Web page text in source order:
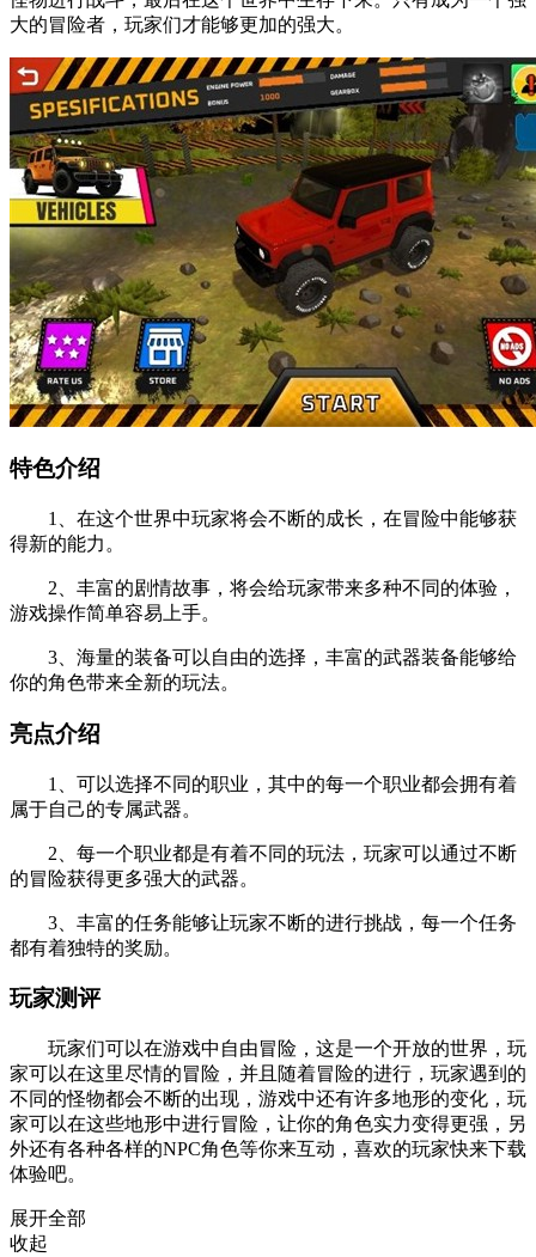
大的冒险者，玩家们才能够更加的强大。
特色介绍
1、在这个世界中玩家将会不断的成长，在冒险中能够获
得新的能力。
2、丰富的剧情故事，将会给玩家带来多种不同的体验，
游戏操作简单容易上手。
3、海量的装备可以自由的选择，丰富的武器装备能够给
你的角色带来全新的玩法。
亮点介绍
1、可以选择不同的职业，其中的每一个职业都会拥有着
属于自己的专属武器。
2、每一个职业都是有着不同的玩法，玩家可以通过不断
的冒险获得更多强大的武器。
3、丰富的任务能够让玩家不断的进行挑战，每一个任务
都有着独特的奖励。
玩家测评
玩家们可以在游戏中自由冒险，这是一个开放的世界，玩
家可以在这里尽情的冒险，并且随着冒险的进行，玩家遇到的
不同的怪物都会不断的出现，游戏中还有许多地形的变化，玩
家可以在这些地形中进行冒险，让你的角色实力变得更强，另
外还有各种各样的NPC角色等你来互动，喜欢的玩家快来下载
体验吧。
展开全部
收起